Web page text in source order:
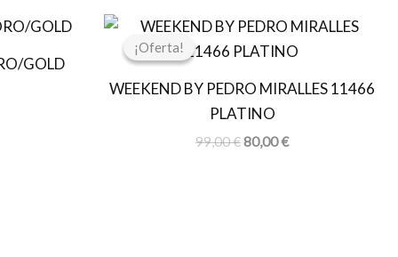
GOLD
precio
€.
¡Oferta!
¡Oferta!
WEEKEND BY PEDRO MIRALLES 11466
PLATINO
99,00€
El
original
99,00 €.
80,00€
El
actual
80,00 €.